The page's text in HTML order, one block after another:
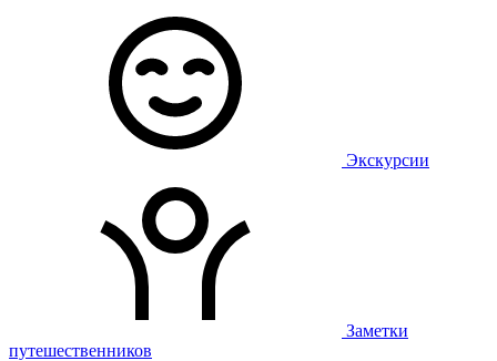
Экскурсии
Заметки
путешественников